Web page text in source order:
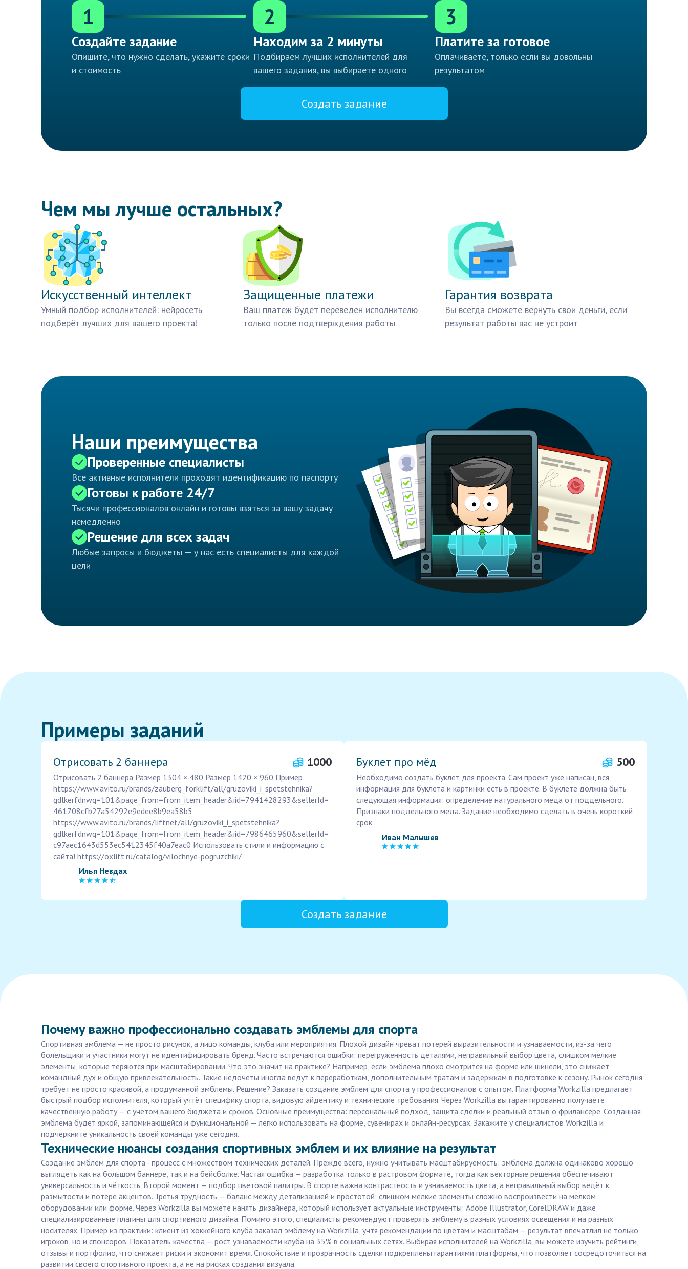
1
Создайте задание
Опишите, что нужно сделать, укажите сроки
и стоимость
2
Находим за 2 минуты
Подбираем лучших исполнителей для
вашего задания, вы выбираете одного
3
Платите за готовое
Оплачиваете, только если вы довольны
результатом
Создать задание
Чем мы лучше остальных?
Искусственный интеллект
Умный подбор исполнителей: нейросеть
подберёт лучших для вашего проекта!
Защищенные платежи
Ваш платеж будет переведен исполнителю
только после подтверждения работы
Гарантия возврата
Вы всегда сможете вернуть свои деньги, если
результат работы вас не устроит
Наши преимущества
Проверенные специалисты
Все активные исполнители проходят идентификацию по паспорту
Готовы к работе 24/7
Тысячи профессионалов онлайн и готовы взяться за вашу задачу
немедленно
Решение для всех задач
Любые запросы и бюджеты — у нас есть специалисты для каждой
цели
Примеры заданий
Отрисовать 2 баннера 1000
Отрисовать 2 баннера Размер 1304 × 480 Размер 1420 × 960 Пример
https://www.avito.ru/brands/zauberg_forklift/all/gruzoviki_i_spetstehnika?
gdlkerfdnwq=101&page_from=from_item_header&iid=7941428293&sellerId=
461708cfb27a54292e9edee8b9ea58b5
https://www.avito.ru/brands/liftnet/all/gruzoviki_i_spetstehnika?
gdlkerfdnwq=101&page_from=from_item_header&iid=7986465960&sellerId=
c97aec1643d553ec5412345f40a7eac0 Использовать стили и информацию с
сайта! https://oxlift.ru/catalog/vilochnye-pogruzchiki/
Илья Невдах
Буклет про мёд 500
Необходимо создать буклет для проекта. Сам проект уже написан, вся
информация для буклета и картинки есть в проекте. В буклете должна быть
следующая информация: определение натурального меда от поддельного.
Признаки поддельного меда. Задание необходимо сделать в очень короткий
срок.
Иван Малышев
Создать задание
Почему важно профессионально создавать эмблемы для спорта
Спортивная эмблема — не просто рисунок, а лицо команды, клуба или мероприятия. Плохой дизайн чреват потерей выразительности и узнаваемости, из-за чего
болельщики и участники могут не идентифицировать бренд. Часто встречаются ошибки: перегруженность деталями, неправильный выбор цвета, слишком мелкие
элементы, которые теряются при масштабировании. Что это значит на практике? Например, если эмблема плохо смотрится на форме или шинели, это снижает
командный дух и общую привлекательность. Такие недочёты иногда ведут к переработкам, дополнительным тратам и задержкам в подготовке к сезону. Рынок сегодня
требует не просто красивой, а продуманной эмблемы. Решение? Заказать создание эмблем для спорта у профессионалов с опытом. Платформа Workzilla предлагает
быстрый подбор исполнителя, который учтёт специфику спорта, видовую айдентику и технические требования. Через Workzilla вы гарантированно получаете
качественную работу — с учётом вашего бюджета и сроков. Основные преимущества: персональный подход, защита сделки и реальный отзыв о фрилансере. Созданная
эмблема будет яркой, запоминающейся и функциональной — легко использовать на форме, сувенирах и онлайн-ресурсах. Закажите у специалистов Workzilla и
подчеркните уникальность своей команды уже сегодня.
Технические нюансы создания спортивных эмблем и их влияние на результат
Создание эмблем для спорта - процесс с множеством технических деталей. Прежде всего, нужно учитывать масштабируемость: эмблема должна одинаково хорошо
выглядеть как на большом баннере, так и на бейсболке. Частая ошибка — разработка только в растровом формате, тогда как векторные решения обеспечивают
универсальность и чёткость. Второй момент — подбор цветовой палитры. В спорте важна контрастность и узнаваемость цвета, а неправильный выбор ведёт к
размытости и потере акцентов. Третья трудность — баланс между детализацией и простотой: слишком мелкие элементы сложно воспроизвести на мелком
оборудовании или форме. Через Workzilla вы можете нанять дизайнера, который использует актуальные инструменты: Adobe Illustrator, CorelDRAW и даже
специализированные плагины для спортивного дизайна. Помимо этого, специалисты рекомендуют проверять эмблему в разных условиях освещения и на разных
носителях. Пример из практики: клиент из хоккейного клуба заказал эмблему на Workzilla, учтя рекомендации по цветам и масштабам — результат впечатлил не только
игроков, но и спонсоров. Показатель качества — рост узнаваемости клуба на 35% в социальных сетях. Выбирая исполнителей на Workzilla, вы можете изучить рейтинги,
отзывы и портфолио, что снижает риски и экономит время. Спокойствие и прозрачность сделки подкреплены гарантиями платформы, что позволяет сосредоточиться на
развитии своего спортивного проекта, а не на рисках создания визуала.